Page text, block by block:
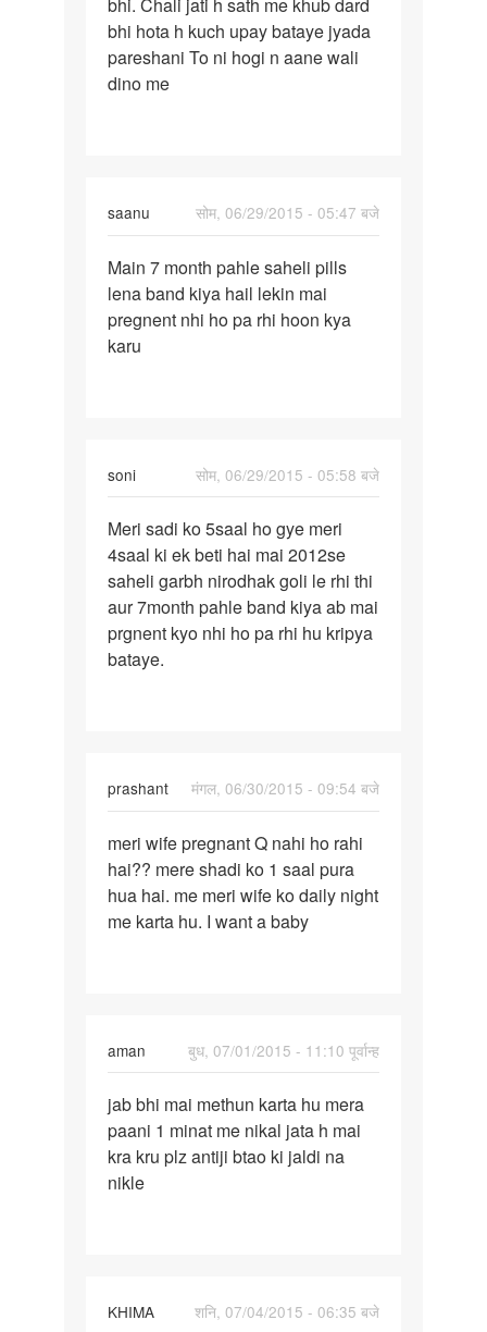
sahi
samay
pr
bhi. Chali jati h sath me khub dard
bhi hota h kuch upay bataye jyada
pareshani To ni hogi n aane wali
dino me
saanu
सोम, 06/29/2015 - 05:47 बजे
Main
7
month
pahle
Main 7 month pahle saheli pills
lena band kiya hail lekin mai
pregnent nhi ho pa rhi hoon kya
karu
soni
सोम, 06/29/2015 - 05:58 बजे
Meri
sadi
ko
5saal
ho
gye
Meri sadi ko 5saal ho gye meri
4saal ki ek beti hai mai 2012se
saheli garbh nirodhak goli le rhi thi
aur 7month pahle band kiya ab mai
prgnent kyo nhi ho pa rhi hu kripya
bataye.
prashant
मंगल, 06/30/2015 - 09:54 बजे
meri
wife
pregnant
Q
meri wife pregnant Q nahi ho rahi
hai?? mere shadi ko 1 saal pura
hua hai. me meri wife ko daily night
me karta hu. I want a baby
aman
बुध, 07/01/2015 - 11:10 पूर्वान्ह
jab
bhi
mai
methun
jab bhi mai methun karta hu mera
paani 1 minat me nikal jata h mai
kra kru plz antiji btao ki jaldi na
nikle
KHIMA
शनि, 07/04/2015 - 06:35 बजे